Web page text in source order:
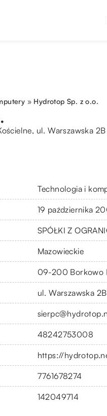
» Hydrotop Sp. z o.o.
ul. Warszawska 2B
Technologia i
19 października
SPÓŁKI Z
Mazowieckie
09-200 Borkowo
ul. Warszawska 2B
48242753008
https://
7761678274
142049714